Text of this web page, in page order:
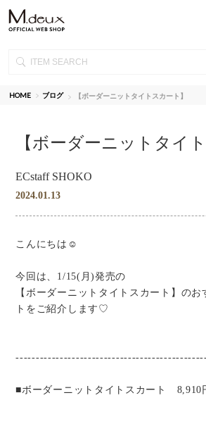
HOME ブログ 【ボーダーニットタイトスカート】
【ボーダーニットタイ
ECstaff SHOKO
2024.01.13
こんにちは☺︎
今回は、1/15(月)発売の
【ボーダーニットタイトスカート】の
トをご紹介します♡
■ボーダーニットタイトスカート 8,910